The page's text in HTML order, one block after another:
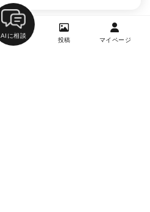
AIに相談
投稿 マイページ